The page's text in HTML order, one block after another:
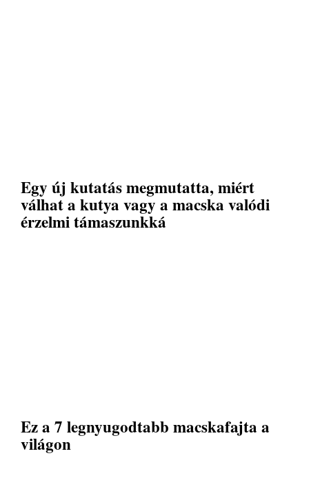
Egy új kutatás megmutatta, miért
válhat a kutya vagy a macska valódi
érzelmi támaszunkká
Ez a 7 legnyugodtabb macskafajta a
világon